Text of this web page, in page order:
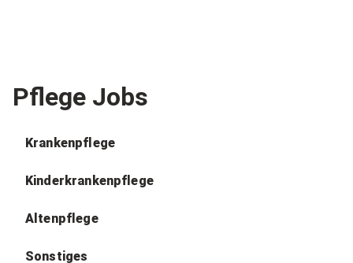
Pflege Jobs
Krankenpflege
Kinderkrankenpflege
Altenpflege
Sonstiges